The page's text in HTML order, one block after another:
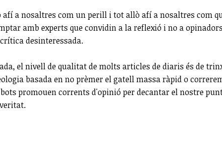
a nosaltres com un perill i tot allò afí a nosaltres com
amb experts que convidin a la reflexió i no a
desinteressada.
el nivell de qualitat de molts articles de diaris és de
basada en no prèmer el gatell massa ràpid o
promouen corrents d'opinió per decantar el nostre